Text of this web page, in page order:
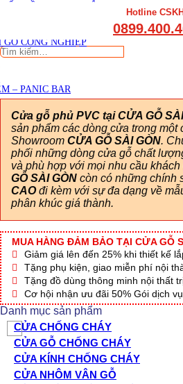
GỖ CÔNG NGHIỆP
– PANIC BAR
Hotline
Tìm
Cửa gỗ phủ PVC tại CỬA GỖ
sản phẩm các dòng cửa trong một
Showroom CỬA GỖ SÀI GÒN.
phối những dòng cửa gỗ chất
và phù hợp với mọi nhu cầu khách
GỖ SÀI GÒN còn có những chính
CAOđi kèm với sự đa dạng về
phân khúc giá thành.
MUA HÀNG ĐẢM BẢO TẠI CỬA GỖ
Giảm giá lên đến 25% khi thiết kế
Tặng phụ kiện, giao miễn phí nội
Tặng đồ dùng thông minh nội thất
Cơ hội nhận ưu đãi 50% Gói dịch
Danh mục sản phẩm
CỬA CHỐNG CHÁY
CỬA GỖ CHỐNG CHÁY
CỬA KÍNH CHỐNG CHÁY
CỬA NHÔM VÂN GỖ